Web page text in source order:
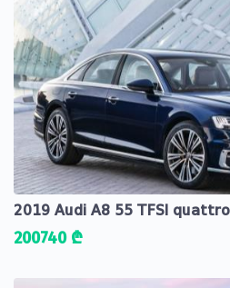
2019 Audi A8 55 TFSI quattro
200740 ₾